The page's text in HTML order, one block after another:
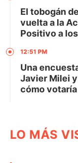
El tobogán
vuelta a la
Positivo a
12:51 PM
Una
Javier Milei
cómo
LO MÁS